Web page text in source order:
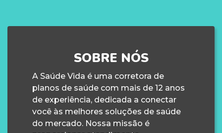
SOBRE NÓS
A Saúde Vida é uma corretora de
planos de saúde com mais de 12 anos
de experiência, dedicada a conectar
você às melhores soluções de saúde
do mercado. Nossa missão é